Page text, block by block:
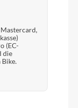
(EC-
die
Bike.